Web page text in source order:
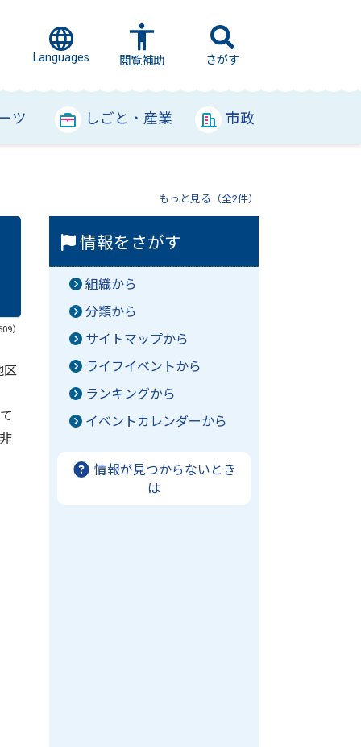
Languages 閲覧補助 さがす
ツ しごと・産業 市政
もっと見る（全2件）
）
区
情報をさがす
組織から
分類から
サイトマップから
ライフイベントから
ランキングから
イベントカレンダーから
情報が見つからないとき
は